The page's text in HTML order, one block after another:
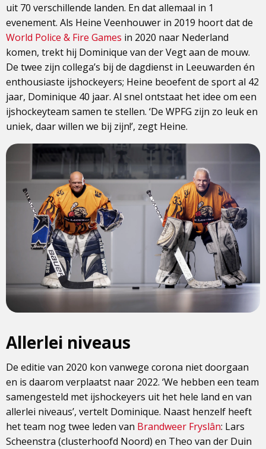
uit 70 verschillende landen. En dat allemaal in 1
evenement. Als Heine Veenhouwer in 2019 hoort dat de
World Police & Fire Games in 2020 naar Nederland
komen, trekt hij Dominique van der Vegt aan de mouw.
De twee zijn collega’s bij de dagdienst in Leeuwarden én
enthousiaste ijshockeyers; Heine beoefent de sport al 42
jaar, Dominique 40 jaar. Al snel ontstaat het idee om een
ijshockeyteam samen te stellen. ‘De WPFG zijn zo leuk en
uniek, daar willen we bij zijn!’, zegt Heine.
Allerlei niveaus
De editie van 2020 kon vanwege corona niet doorgaan
en is daarom verplaatst naar 2022. ‘We hebben een team
samengesteld met ijshockeyers uit het hele land en van
allerlei niveaus’, vertelt Dominique. Naast henzelf heeft
het team nog twee leden van Brandweer Fryslân: Lars
Scheenstra (clusterhoofd Noord) en Theo van der Duin